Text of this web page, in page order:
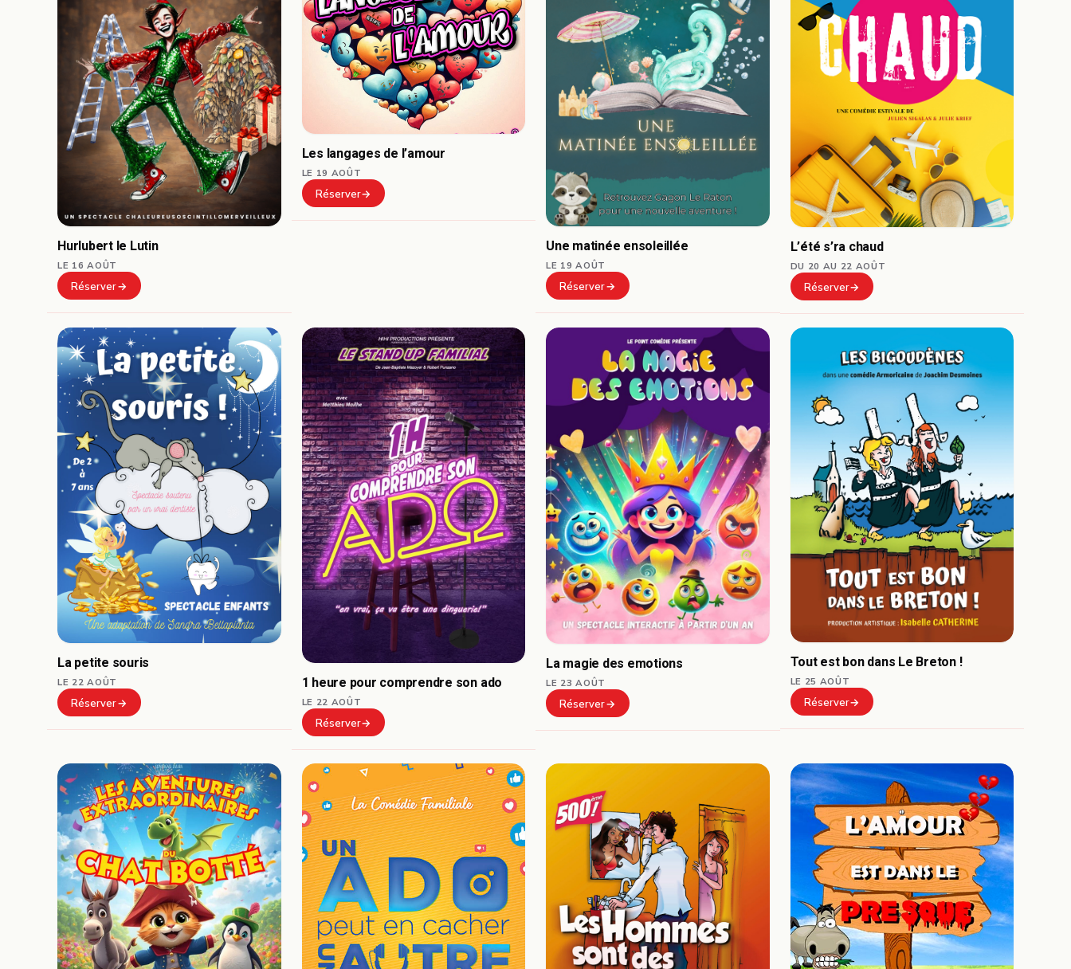
Hurlubert le Lutin
LE 16 AOÛT
Réserver
Les langages de l’amour
LE 19 AOÛT
Réserver
Une matinée ensoleillée
LE 19 AOÛT
Réserver
L’été s’ra chaud
DU 20 AU 22 AOÛT
Réserver
La petite souris
LE 22 AOÛT
Réserver
1 heure pour comprendre son ado
LE 22 AOÛT
Réserver
La magie des emotions
LE 23 AOÛT
Réserver
Tout est bon dans Le Breton !
LE 25 AOÛT
Réserver